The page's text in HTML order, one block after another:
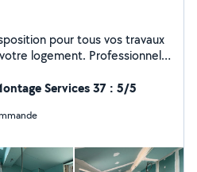
pour tous vos travaux
logement. Professionnel
à me contacter.
Services 37 : 5/5